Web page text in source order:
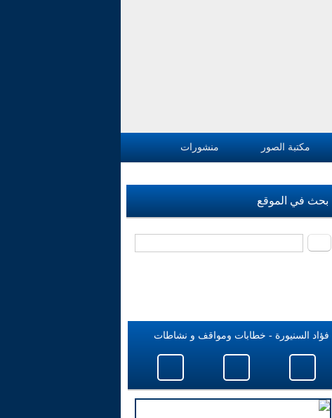
مكتبة الصور منشورات
بحث في الموقع
‏بحث ‏
فؤاد السنيورة - خطابات ومواقف و نشاطات